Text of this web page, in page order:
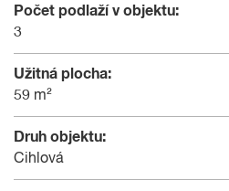
Počet podlaží v objektu:
3
Užitná plocha:
59 m²
Druh objektu:
Cihlová